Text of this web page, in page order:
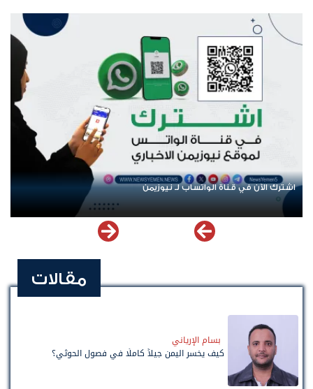
عودة الرحلات الدولية إلى اليمن.. ادعاء حكومي بلا معطيات
مقالات
بسام الإرياني
كيف يخسر اليمن جيلاً كاملًا في فصول الحوثي؟